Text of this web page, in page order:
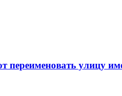
переименовать улицу